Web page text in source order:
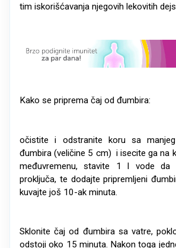
tim iskorišćavanja njegovih lekovitih
Kako se priprema čaj od đumbira:
očistite i odstranite koru sa
đumbira (veličine 5 cm) i isecite ga na
međuvremenu, stavite 1 l vode
proključa, te dodajte pripremljeni
kuvajte još 10-ak minuta.
Sklonite čaj od đumbira sa vatre,
odstoji oko 15 minuta. Nakon toga